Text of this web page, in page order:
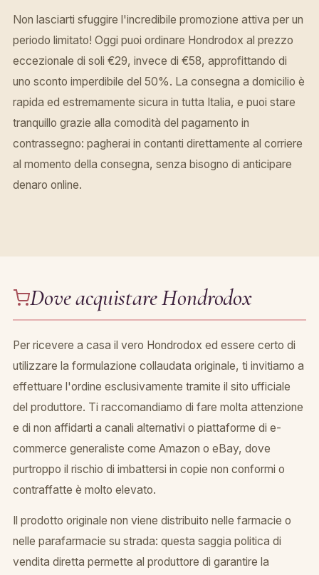
Non lasciarti sfuggire l'incredibile promozione attiva per un
periodo limitato! Oggi puoi ordinare Hondrodox al prezzo
eccezionale di soli €29, invece di €58, approfittando di
uno sconto imperdibile del 50%. La consegna a domicilio è
rapida ed estremamente sicura in tutta Italia, e puoi stare
tranquillo grazie alla comodità del pagamento in
contrassegno: pagherai in contanti direttamente al corriere
al momento della consegna, senza bisogno di anticipare
denaro online.
Dove acquistare Hondrodox
Per ricevere a casa il vero Hondrodox ed essere certo di
utilizzare la formulazione collaudata originale, ti invitiamo a
effettuare l'ordine esclusivamente tramite il sito ufficiale
del produttore. Ti raccomandiamo di fare molta attenzione
e di non affidarti a canali alternativi o piattaforme di e-
commerce generaliste come Amazon o eBay, dove
purtroppo il rischio di imbattersi in copie non conformi o
contraffatte è molto elevato.
Il prodotto originale non viene distribuito nelle farmacie o
nelle parafarmacie su strada: questa saggia politica di
vendita diretta permette al produttore di garantire la